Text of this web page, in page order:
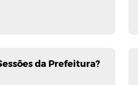
da Prefeitura?